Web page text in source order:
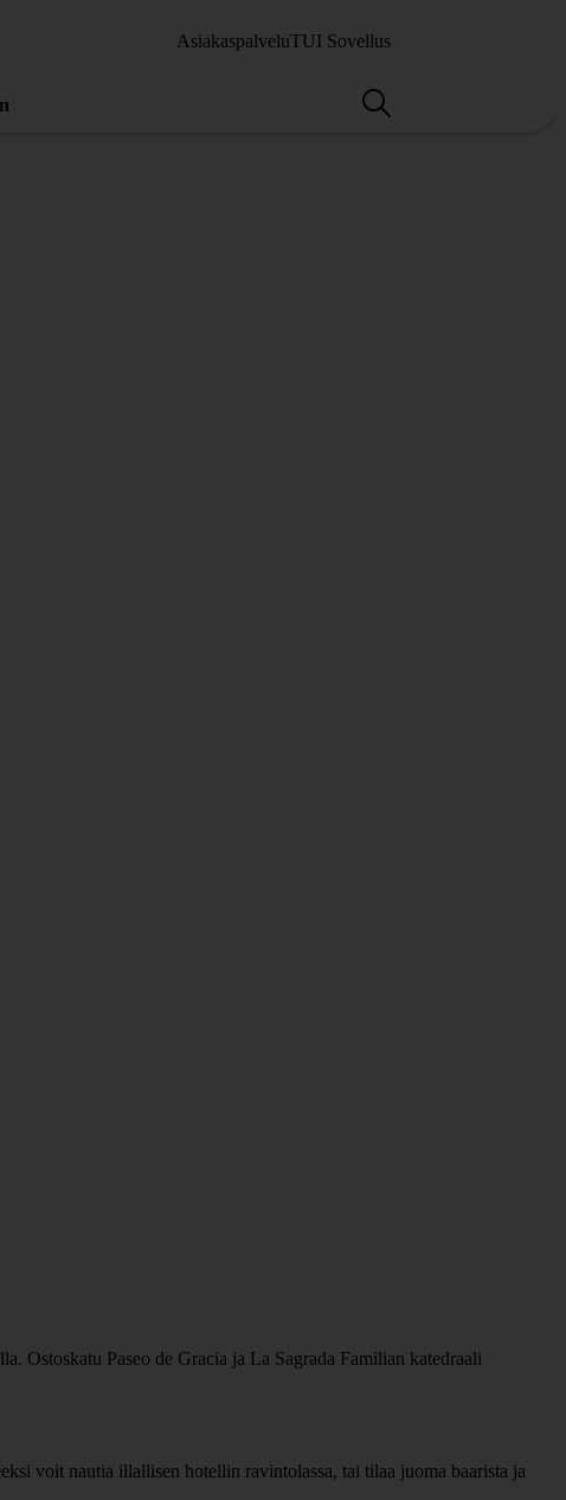
AsiakaspalveluTUI Sovellus
Ostoskatu Paseo de Gracia ja La Sagrada Familian katedraali
voit nautia illallisen hotellin ravintolassa, tai tilaa juoma baarista ja